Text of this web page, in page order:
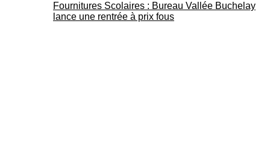
Fournitures Scolaires : Bureau Vallée Buchelay
lance une rentrée à prix fous